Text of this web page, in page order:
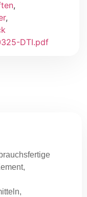
,
,
DTI.pdf